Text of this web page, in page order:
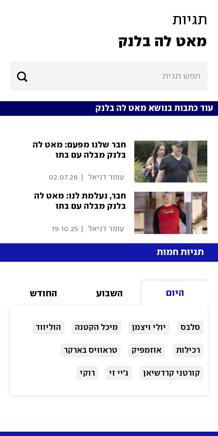
תגיות
מאט לה בלנק
עוד כתבות בנושא מאט לה בלנק
חבר שלנו מפעם: מאט לה
בלנק מבלה עם בתו
עומר דניאל 02.07.26
חבר, נעלמת לנו: מאט לה
בלנק מבלה עם בתו
עומר דניאל 19.10.25
תגיות חמות
היום השבוע החודש
סלבס יולי ויצמן מיכל הקטנה הוליווד
רכילות אוזמפיק טראוויס בארקר
קורטני קרדשיאן ג'יי זי רוקי